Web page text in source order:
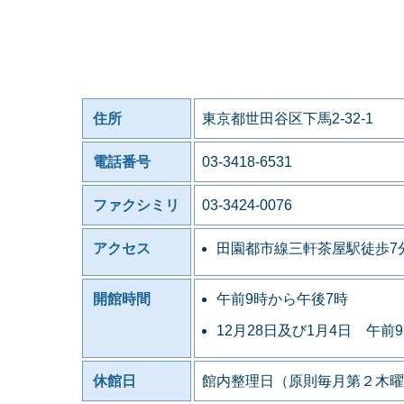
住所 東京都世田谷区下馬2-32-1
電話番号 03-3418-6531
ファクシミリ 03-3424-0076
アクセス 田園都市線三軒茶屋駅徒歩7
開館時間 午前9時から午後7時
12月28日及び1月4日 午前
休館日 館内整理日（原則毎月第２木